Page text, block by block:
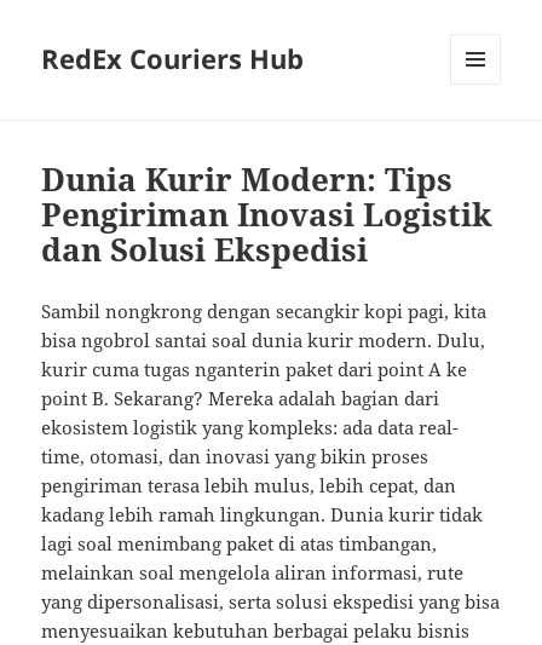
RedEx Couriers Hub
Dunia Kurir Modern: Tips
Pengiriman Inovasi Logistik
dan Solusi Ekspedisi
Sambil nongkrong dengan secangkir kopi pagi, kita
bisa ngobrol santai soal dunia kurir modern. Dulu,
kurir cuma tugas nganterin paket dari point A ke
point B. Sekarang? Mereka adalah bagian dari
ekosistem logistik yang kompleks: ada data real-
time, otomasi, dan inovasi yang bikin proses
pengiriman terasa lebih mulus, lebih cepat, dan
kadang lebih ramah lingkungan. Dunia kurir tidak
lagi soal menimbang paket di atas timbangan,
melainkan soal mengelola aliran informasi, rute
yang dipersonalisasi, serta solusi ekspedisi yang bisa
menyesuaikan kebutuhan berbagai pelaku bisnis